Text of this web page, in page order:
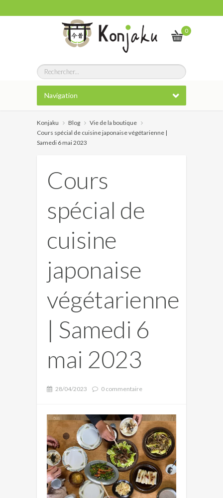
0
Navigation
Konjaku Blog
Vie de la boutique
Cours spécial de cuisine japonaise végétarienne |
Samedi 6 mai 2023
Cours
spécial de
cuisine
japonaise
végétarienne
| Samedi 6
mai 2023
28/04/2023 0 commentaire